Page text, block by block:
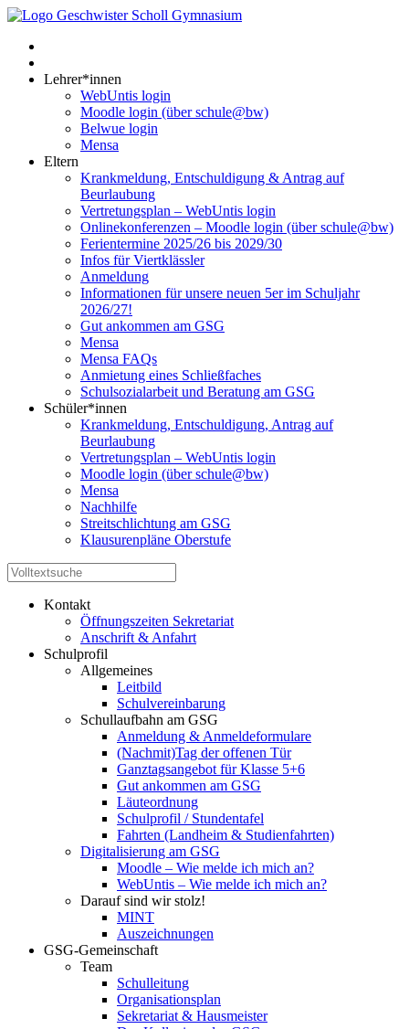
Lehrer*innen
WebUntis login
Moodle login (über schule@bw)
Belwue login
Mensa
Eltern
Krankmeldung, Entschuldigung & Antrag auf
Beurlaubung
Vertretungsplan – WebUntis login
Onlinekonferenzen – Moodle login (über schule@bw)
Ferientermine 2025/26 bis 2029/30
Infos für Viertklässler
Anmeldung
Informationen für unsere neuen 5er im Schuljahr
2026/27!
Gut ankommen am GSG
Mensa
Mensa FAQs
Anmietung eines Schließfaches
Schulsozialarbeit und Beratung am GSG
Schüler*innen
Krankmeldung, Entschuldigung, Antrag auf
Beurlaubung
Vertretungsplan – WebUntis login
Moodle login (über schule@bw)
Mensa
Nachhilfe
Streitschlichtung am GSG
Klausurenpläne Oberstufe
Kontakt
Öffnungszeiten Sekretariat
Anschrift & Anfahrt
Schulprofil
Allgemeines
Leitbild
Schulvereinbarung
Schullaufbahn am GSG
Anmeldung & Anmeldeformulare
(Nachmit)Tag der offenen Tür
Ganztagsangebot für Klasse 5+6
Gut ankommen am GSG
Läuteordnung
Schulprofil / Stundentafel
Fahrten (Landheim & Studienfahrten)
Digitalisierung am GSG
Moodle – Wie melde ich mich an?
WebUntis – Wie melde ich mich an?
Darauf sind wir stolz!
MINT
Auszeichnungen
GSG-Gemeinschaft
Team
Schulleitung
Organisationsplan
Sekretariat & Hausmeister